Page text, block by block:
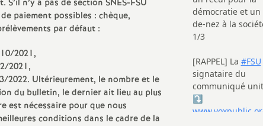
n’y a pas de section SNES-FSU
paiement possibles : chèque,
par défaut :
2021,
2021,
2022. Ultérieurement, le nombre et le
du bulletin, le dernier ait lieu au plus
est nécessaire pour que nous
conditions dans le cadre de la